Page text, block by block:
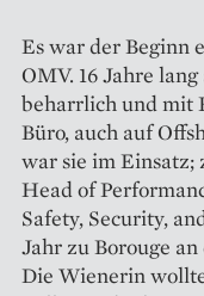
Es war der Beginn
OMV. 16 Jahre
beharrlich und mit
Büro, auch auf
war sie im
Head of
Safety, Security,
Jahr zu Borouge
Die Wienerin